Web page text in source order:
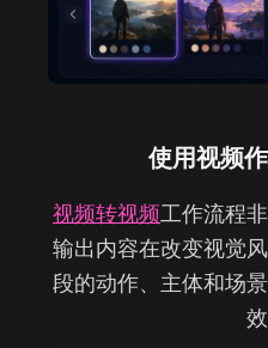
使用视频
视频转视频工作流程
输出内容在改变视觉
段的动作、主体和场
效